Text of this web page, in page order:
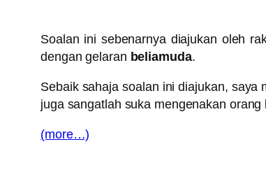
Soalan ini sebenarnya diajukan oleh
dengan gelaran beliamuda.
Sebaik sahaja soalan ini diajukan, saya
juga sangatlah suka mengenakan orang
(more…)